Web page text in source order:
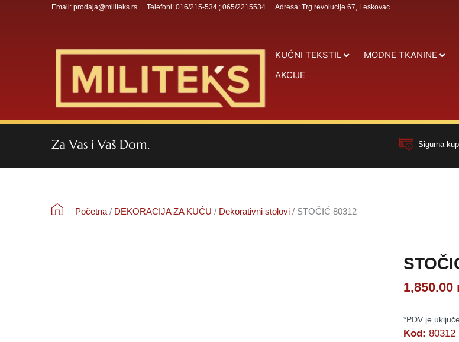
Email: prodaja@militeks.rs Telefoni: 016/215-534 ; 065/2215534 Adresa: Trg revolucije 67, Leskovac
KUĆNI TEKSTIL MODNE TKANINE
AKCIJE
Za Vas i Vaš Dom. Sigurna
Početna / DEKORACIJA ZA KUĆU / Dekorativni stolovi / STOČIĆ 80312
1,850.00
*PDV je
Kod: 80312